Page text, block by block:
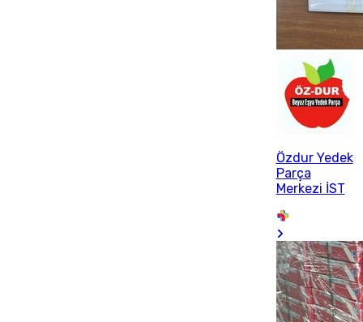
Özdur Yedek
Parça
Merkezi İST